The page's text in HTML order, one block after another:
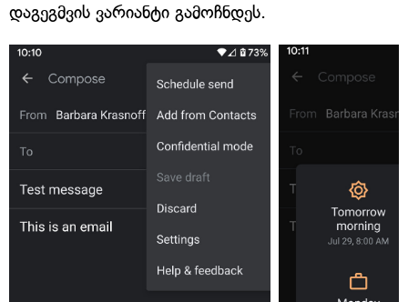
დაგეგმვის ვარიანტი გამოჩნდეს.